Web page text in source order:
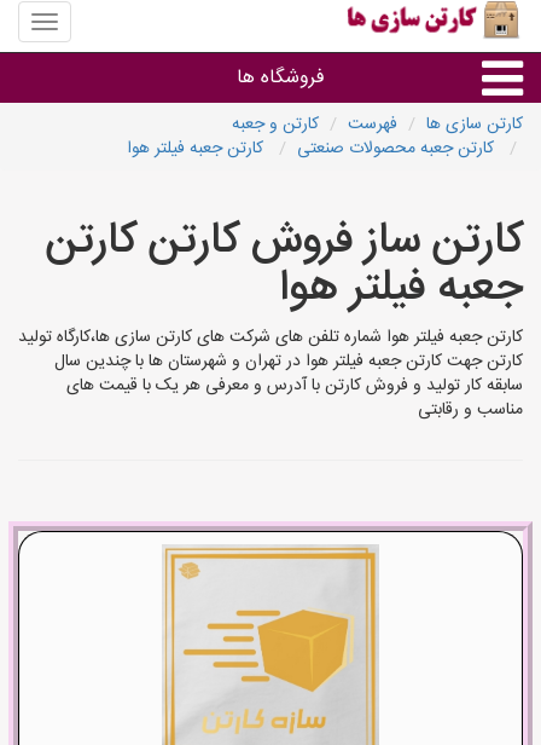
منوی
سایت
سازی
فروشگاه ها
کارتن جعبه
سایر گروه ها
فروشنده های کارتن جعبه
کارتن سازی ها فهرست
کارتن و جعبه
کارتن جعبه محصولات صنعتی
کارتن جعبه فیلتر هوا
کارتن ساز فروش کارتن کارتن
جعبه فیلتر هوا
کارتن جعبه فیلتر هوا شماره تلفن های شرکت های کارتن سازی ها،کارگاه تولید
کارتن جهت کارتن جعبه فیلتر هوا در تهران و شهرستان ها با چندین سال
سابقه کار تولید و فروش کارتن با آدرس و معرفی هر یک با قیمت های
مناسب و رقابتی